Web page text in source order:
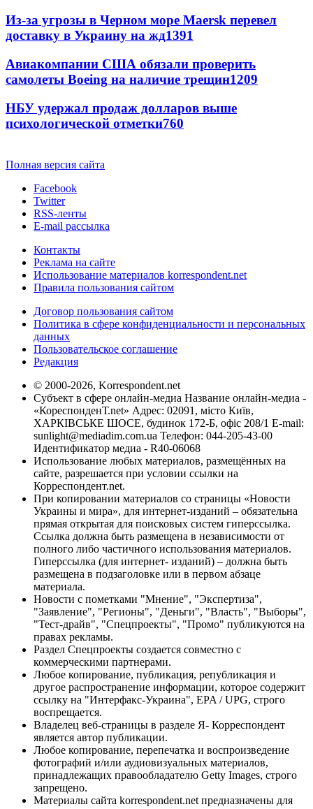
Из-за угрозы в Черном море Maersk перевел
доставку в Украину на жд1391
Авиакомпании США обязали проверить
самолеты Boeing на наличие трещин1209
НБУ удержал продаж долларов выше
психологической отметки760
Полная версия сайта
Facebook
Twitter
RSS-ленты
E-mail рассылка
Контакты
Реклама на сайте
Использование материалов korrespondent.net
Правила пользования сайтом
Договор пользования сайтом
Политика в сфере конфиденциальности и персональных
данных
Пользовательское соглашение
Редакция
© 2000-2026, Korrespondent.net
Субъект в сфере онлайн-медиа Название онлайн-медиа -
«КореспонденТ.net» Адрес: 02091, місто Київ,
ХАРКІВСЬКЕ ШОСЕ, будинок 172-Б, офіс 208/1 E-mail:
sunlight@mediadim.com.ua Телефон: 044-205-43-00
Идентификатор медиа - R40-06068
Использование любых материалов, размещённых на
сайте, разрешается при условии ссылки на
Корреспондент.net.
При копировании материалов со страницы «Новости
Украины и мира», для интернет-изданий – обязательна
прямая открытая для поисковых систем гиперссылка.
Ссылка должна быть размещена в независимости от
полного либо частичного использования материалов.
Гиперссылка (для интернет- изданий) – должна быть
размещена в подзаголовке или в первом абзаце
материала.
Новости с пометками "Мнение", "Экспертиза",
"Заявление", "Регионы", "Деньги", "Власть", "Выборы",
"Тест-драйв", "Спецпроекты", "Промо" публикуются на
правах рекламы.
Раздел Спецпроекты создается совместно с
коммерческими партнерами.
Любое копирование, публикация, републикация и
другое распространение информации, которое содержит
ссылку на "Интерфакс-Украина", EPA / UPG, строго
воспрещается.
Владелец веб-страницы в разделе Я- Корреспондент
является автор публикации.
Любое копирование, перепечатка и воспроизведение
фотографий и/или аудиовизуальных материалов,
принадлежащих правообладателю Getty Images, строго
запрещено.
Материалы сайта korrespondent.net предназначены для